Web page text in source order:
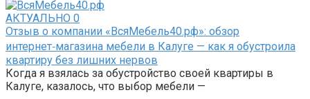
АКТУАЛЬНО 0
Отзыв о компании «ВсяМебель40.рф»: обзор
интернет‑магазина мебели в Калуге — как я обустроила
квартиру без лишних нервов
Когда я взялась за обустройство своей квартиры в
Калуге, казалось, что выбор мебели —